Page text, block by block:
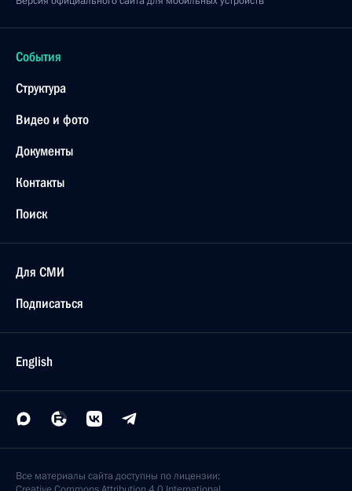
31 октября 2022 года, 19:30
Сочи
Встреча с Премьер-министром Армении Николом
31 октября 2022 года, 15:50
Сочи
28 октября 2022 года, пятница
Встреча с Министром обороны Сергеем Шойгу
28 октября 2022 года, 17:05
безопасности ОДКБ
28 октября 2022 года, 13:40
Московская область, Ново-Огарёво